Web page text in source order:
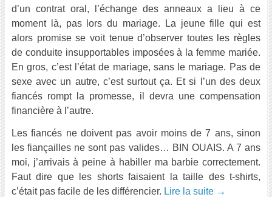
d’un contrat oral, l’échange des anneaux a lieu à ce
moment là, pas lors du mariage. La jeune fille qui est
alors promise se voit tenue d’observer toutes les règles
de conduite insupportables imposées à la femme mariée.
En gros, c’est l’état de mariage, sans le mariage. Pas de
sexe avec un autre, c’est surtout ça. Et si l’un des deux
fiancés rompt la promesse, il devra une compensation
financière à l’autre.
Les fiancés ne doivent pas avoir moins de 7 ans, sinon
les fiançailles ne sont pas valides… BIN OUAIS. A 7 ans
moi, j’arrivais à peine à habiller ma barbie correctement.
Faut dire que les shorts faisaient la taille des t-shirts,
c’était pas facile de les différencier. Lire la suite →